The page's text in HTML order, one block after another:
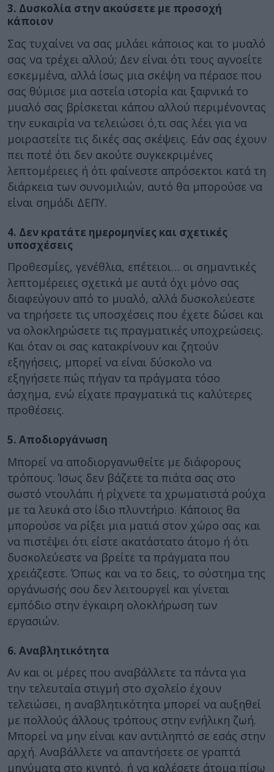
3. Δυσκολία στην ακούσετε με προσοχή
κάποιον
Σας τυχαίνει να σας μιλάει κάποιος και το μυαλό
σας να τρέχει αλλού; Δεν είναι ότι τους αγνοείτε
εσκεμμένα, αλλά ίσως μια σκέψη να πέρασε που
σας θύμισε μια αστεία ιστορία και ξαφνικά το
μυαλό σας βρίσκεται κάπου αλλού περιμένοντας
την ευκαιρία να τελειώσει ό,τι σας λέει για να
μοιραστείτε τις δικές σας σκέψεις. Εάν σας έχουν
πει ποτέ ότι δεν ακούτε συγκεκριμένες
λεπτομέρειες ή ότι φαίνεστε απρόσεκτοι κατά τη
διάρκεια των συνομιλιών, αυτό θα μπορούσε να
είναι σημάδι ΔΕΠΥ.
4. Δεν κρατάτε ημερομηνίες και σχετικές
υποσχέσεις
Προθεσμίες, γενέθλια, επέτειοι… οι σημαντικές
λεπτομέρειες σχετικά με αυτά όχι μόνο σας
διαφεύγουν από το μυαλό, αλλά δυσκολεύεστε
να τηρήσετε τις υποσχέσεις που έχετε δώσει και
να ολοκληρώσετε τις πραγματικές υποχρεώσεις.
Και όταν οι σας κατακρίνουν και ζητούν
εξηγήσεις, μπορεί να είναι δύσκολο να
εξηγήσετε πώς πήγαν τα πράγματα τόσο
άσχημα, ενώ είχατε πραγματικά τις καλύτερες
προθέσεις.
5. Αποδιοργάνωση
Μπορεί να αποδιοργανωθείτε με διάφορους
τρόπους. Ίσως δεν βάζετε τα πιάτα σας στο
σωστό ντουλάπι ή ρίχνετε τα χρωματιστά ρούχα
με τα λευκά στο ίδιο πλυντήριο. Κάποιος θα
μπορούσε να ρίξει μια ματιά στον χώρο σας και
να πιστέψει ότι είστε ακατάστατο άτομο ή ότι
δυσκολεύεστε να βρείτε τα πράγματα που
χρειάζεστε. Όπως και να το δεις, το σύστημα της
οργάνωσής σου δεν λειτουργεί και γίνεται
εμπόδιο στην έγκαιρη ολοκλήρωση των
εργασιών.
6. Αναβλητικότητα
Αν και οι μέρες που αναβάλλετε τα πάντα για
την τελευταία στιγμή στο σχολείο έχουν
τελειώσει, η αναβλητικότητα μπορεί να αυξηθεί
με πολλούς άλλους τρόπους στην ενήλικη ζωή.
Μπορεί να μην είναι καν αντιληπτό σε εσάς στην
αρχή. Αναβάλλετε να απαντήσετε σε γραπτά
μηνύματα στο κινητό, ή να καλέσετε άτομα πίσω